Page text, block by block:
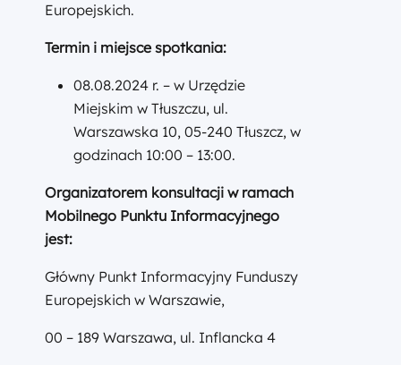
Europejskich.
Termin i miejsce spotkania:
08.08.2024 r. – w Urzędzie
Miejskim w Tłuszczu, ul.
Warszawska 10, 05-240 Tłuszcz, w
godzinach 10:00 – 13:00.
Organizatorem konsultacji w ramach
Mobilnego Punktu Informacyjnego
jest:
Główny Punkt Informacyjny Funduszy
Europejskich w Warszawie,
00 – 189 Warszawa, ul. Inflancka 4